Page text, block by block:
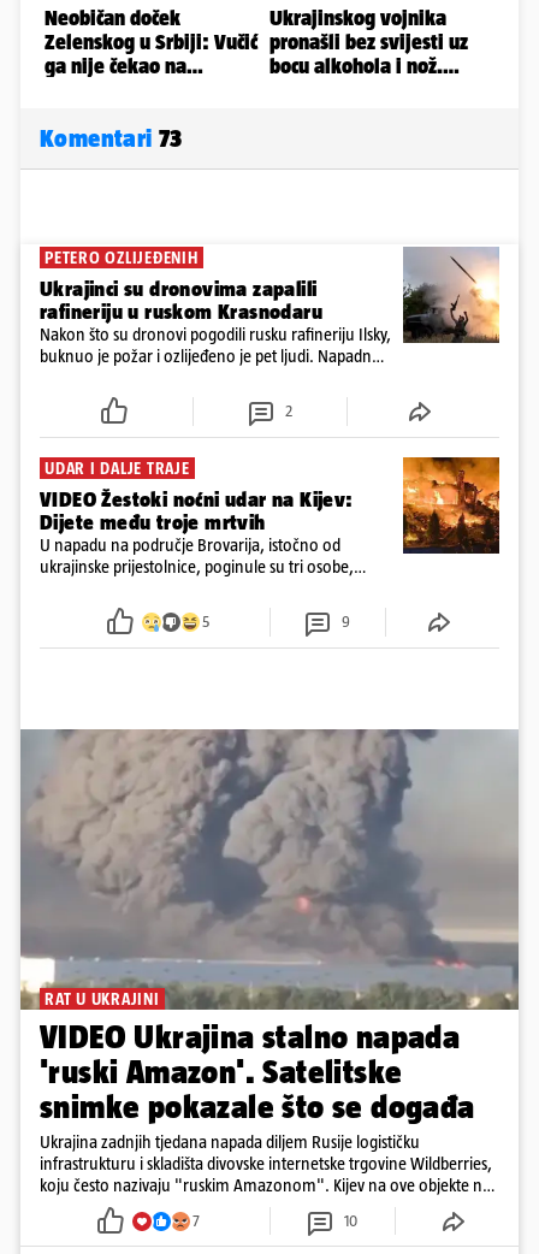
Komentari 73
PETERO OZLIJEĐENIH
Ukrajinci su dronovima zapalili
rafineriju u ruskom Krasnodaru
Nakon što su dronovi pogodili rusku rafineriju Ilsky,
buknuo je požar i ozlijeđeno je pet ljudi. Napadnut
srušila 397 dronova
2
UDAR I DALJE TRAJE
VIDEO Žestoki noćni udar na Kijev:
Dijete među troje mrtvih
U napadu na područje Brovarija, istočno od
ukrajinske prijestolnice, poginule su tri osobe,
5 9
RAT U UKRAJINI
VIDEO Ukrajina stalno napada
'ruski Amazon'. Satelitske
snimke pokazale što se događa
Ukrajina zadnjih tjedana napada diljem Rusije logističku
infrastrukturu i skladišta divovske internetske trgovine Wildberries,
koju često nazivaju "ruskim Amazonom". Kijev na ove objekte ne
gleda samo kao na obična trgovačka skladišta, već tvrdi da ih ruske
snage koriste i za vojne potrebe, odnosno za skladištenje i
distribuciju dijelova za dronove i druge opreme koja se koristi u
7 10